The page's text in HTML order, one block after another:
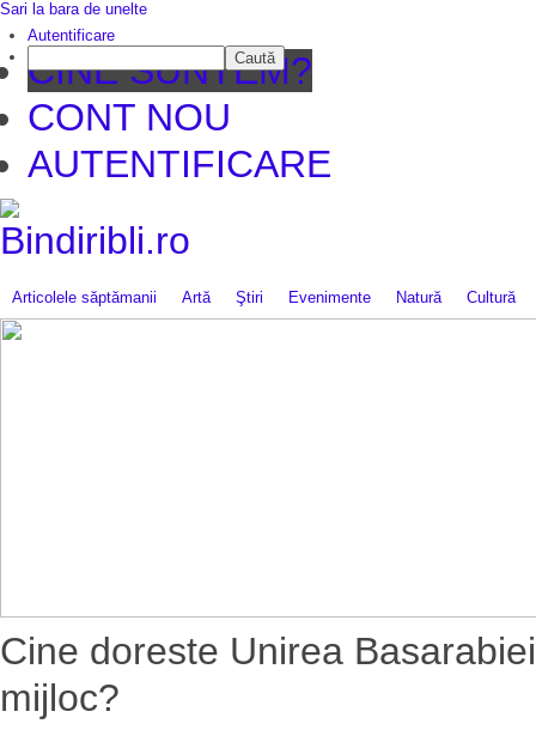
CINE SUNTEM?
CONT NOU
AUTENTIFICARE
Articolele săptămanii Artă Ştiri Evenimente Natură Cultură
Cine doreste Unirea
mijloc?
Sari la bara de unelte
Autentificare
Caută